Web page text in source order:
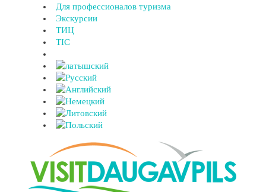
Для профессионалов туризма
Экскурсии
ТИЦ
TIC